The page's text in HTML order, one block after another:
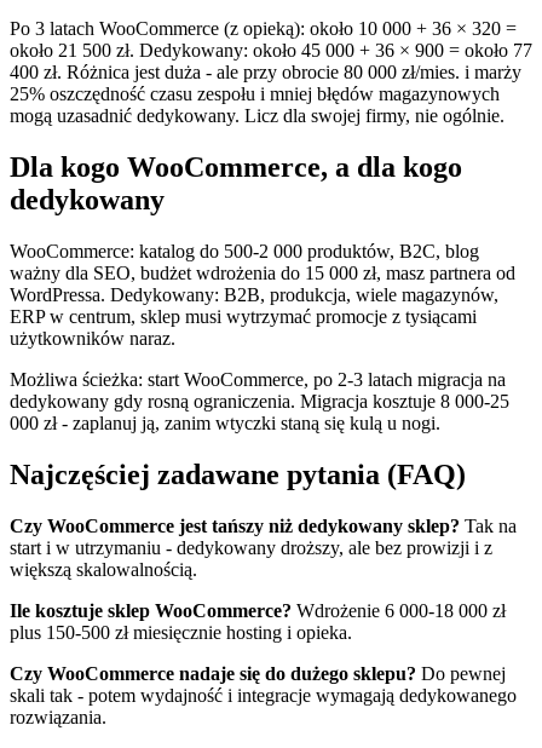
Po 3 latach WooCommerce (z opieką): około 10 000 + 36 × 320 =
około 21 500 zł. Dedykowany: około 45 000 + 36 × 900 = około 77
400 zł. Różnica jest duża - ale przy obrocie 80 000 zł/mies. i marży
25% oszczędność czasu zespołu i mniej błędów magazynowych
mogą uzasadnić dedykowany. Licz dla swojej firmy, nie ogólnie.
Dla kogo WooCommerce, a dla kogo
dedykowany
WooCommerce: katalog do 500-2 000 produktów, B2C, blog
ważny dla SEO, budżet wdrożenia do 15 000 zł, masz partnera od
WordPressa. Dedykowany: B2B, produkcja, wiele magazynów,
ERP w centrum, sklep musi wytrzymać promocje z tysiącami
użytkowników naraz.
Możliwa ścieżka: start WooCommerce, po 2-3 latach migracja na
dedykowany gdy rosną ograniczenia. Migracja kosztuje 8 000-25
000 zł - zaplanuj ją, zanim wtyczki staną się kulą u nogi.
Najczęściej zadawane pytania (FAQ)
Czy WooCommerce jest tańszy niż dedykowany sklep? Tak na
start i w utrzymaniu - dedykowany droższy, ale bez prowizji i z
większą skalowalnością.
Ile kosztuje sklep WooCommerce? Wdrożenie 6 000-18 000 zł
plus 150-500 zł miesięcznie hosting i opieka.
Czy WooCommerce nadaje się do dużego sklepu? Do pewnej
skali tak - potem wydajność i integracje wymagają dedykowanego
rozwiązania.